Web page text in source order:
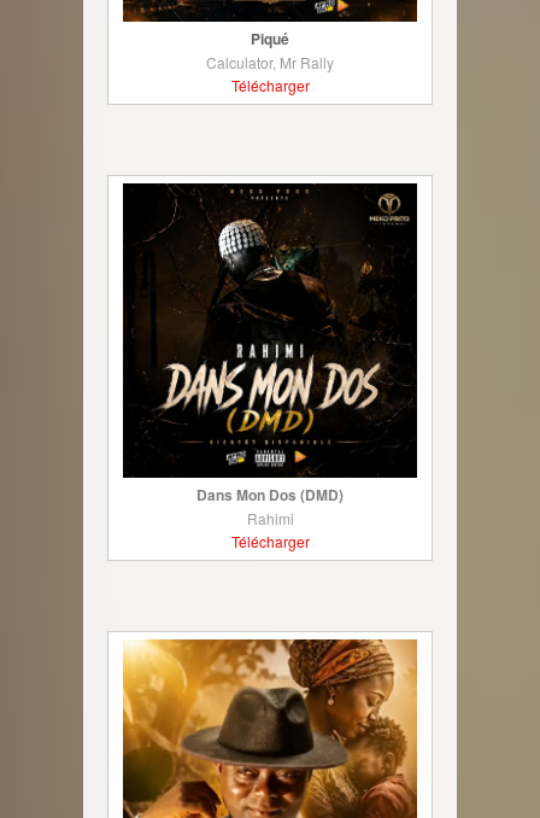
Piqué
Calculator, Mr Rally
Télécharger
Dans Mon Dos (DMD)
Rahimi
Télécharger